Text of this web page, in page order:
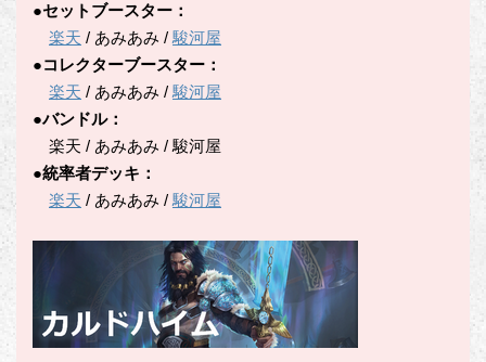
●セットブースター：
楽天 / あみあみ /駿河屋
●コレクターブースター：
楽天 / あみあみ /駿河屋
●バンドル：
楽天 / あみあみ / 駿河屋
●統率者デッキ：
楽天 / あみあみ /駿河屋